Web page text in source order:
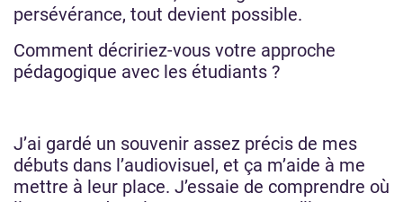
persévérance, tout devient possible.
Comment décririez-vous votre approche
pédagogique avec les étudiants ?
J’ai gardé un souvenir assez précis de mes
débuts dans l’audiovisuel, et ça m’aide à me
mettre à leur place. J’essaie de comprendre où